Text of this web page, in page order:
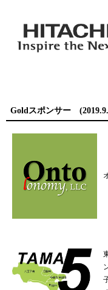
Goldスポンサー